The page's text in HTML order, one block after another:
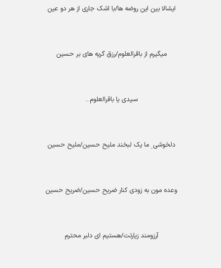
ایشالا بین این روضه ها/با اشک جاری از هر دو عین
میگیرم از باقرالعلوم/رزق گریه های بر حسین
سیدی یا باقرالعلوم...
دلخوشی ِ ما یک لبخند ملیح حسین/ملیح حسین
وعده مون به زودی کنار ضریح حسین/ضریح حسین
آرزومند زیارتت/هستیم ای دلبر محترم